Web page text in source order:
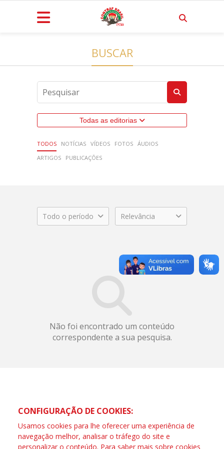
BUSCAR
Todas as editorias
TODOS NOTÍCIAS VÍDEOS FOTOS ÁUDIOS
ARTIGOS
PUBLICAÇÕES
Todo o período Relevância
Não foi encontrado um conteúdo
correspondente a sua pesquisa.
CONFIGURAÇÃO DE COOKIES:
Usamos cookies para lhe oferecer uma experiência de
navegação melhor, analisar o tráfego do site e
personalizar o conteúdo. Para saber mais sobre cookies